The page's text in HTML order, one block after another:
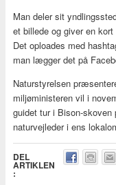
Man deler sit
et billede og giver en
Det oploades med
man lægger det på
Naturstyrelsen
miljøministeren vil i
guidet tur i Bison-skoven
naturvejleder i ens
DEL
ARTIKLEN
: